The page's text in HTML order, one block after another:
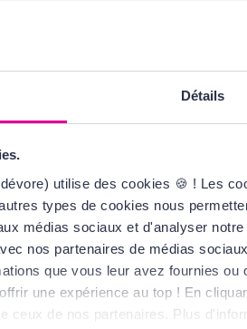
Détails
utilise des cookies 🍪 ! Les
types de cookies nous
médias sociaux et d'analyser
nos partenaires de médias
que vous leur avez fournies
une expérience au top ! En
ceux de nos partenaires. Plus
votre corps de
couche de
épaules. Ce soin
la diffusion de la
de pulsation :
permettent
révélant toute sa